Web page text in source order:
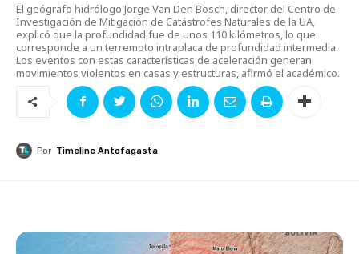
El geógrafo hidrólogo Jorge Van Den Bosch, director del Centro de
Investigación de Mitigación de Catástrofes Naturales de la UA,
explicó que la profundidad fue de unos 110 kilómetros, lo que
corresponde a un terremoto intraplaca de profundidad intermedia.
Los eventos con estas características de aceleración generan
movimientos violentos en casas y estructuras, afirmó el académico.
Por Timeline Antofagasta